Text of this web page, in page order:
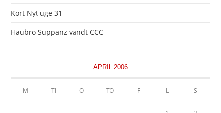
Kort Nyt uge 31
Haubro-Suppanz vandt CCC
APRIL 2006
M TI O TO F L S